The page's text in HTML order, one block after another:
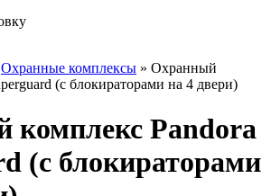
Охранные комплексы » Охранный
(с блокираторами на 4 двери)
комплекс Pandora
(с блокираторами